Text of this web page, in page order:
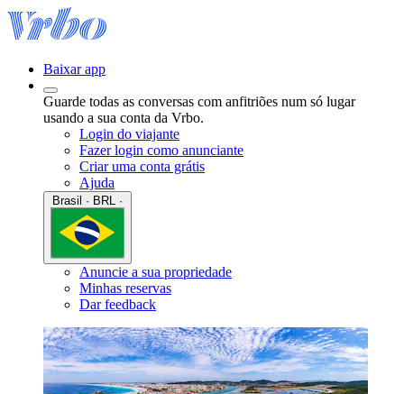
Baixar app
Guarde todas as conversas com anfitriões num só lugar
usando a sua conta da Vrbo.
Login do viajante
Fazer login como anunciante
Criar uma conta grátis
Ajuda
Anuncie a sua propriedade
Minhas reservas
Dar feedback